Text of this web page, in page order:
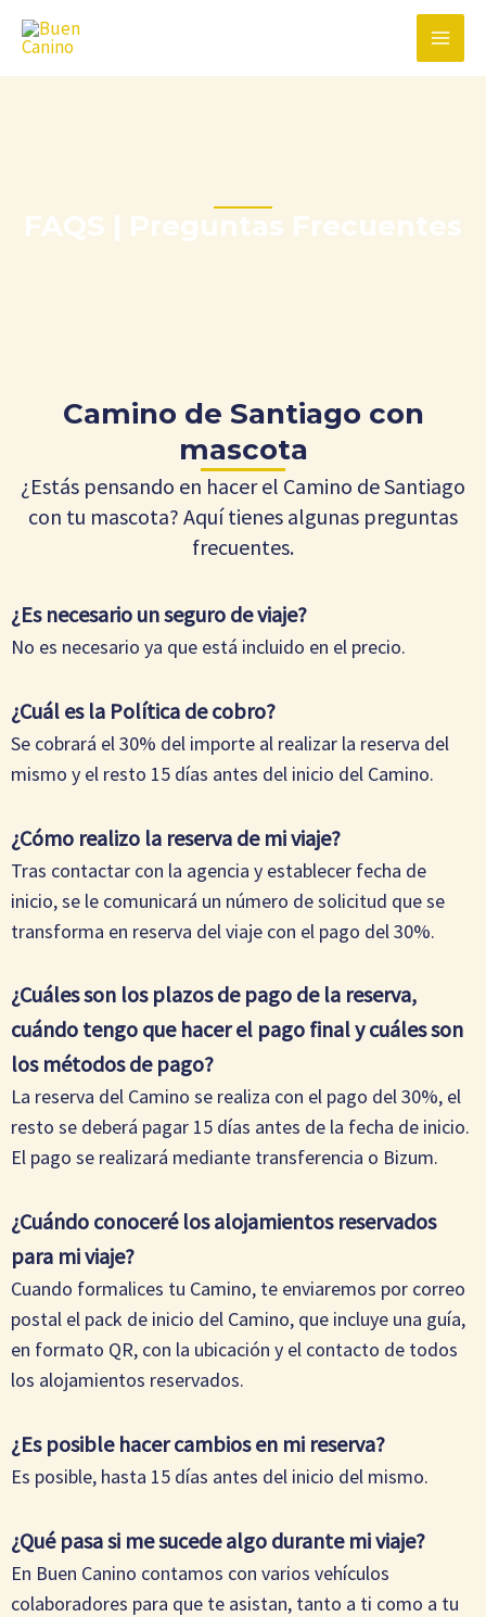
contenido
MAIN
FAQS | Preguntas Frecuentes
Buen Canino
Camino de Santiago con
mascota
¿Estás pensando en hacer el Camino de Santiago
con tu mascota? Aquí tienes algunas preguntas
frecuentes.
¿Es necesario un seguro de viaje?
No es necesario ya que está incluido en el precio.
¿Cuál es la Política de cobro?
Se cobrará el 30% del importe al realizar la reserva del
mismo y el resto 15 días antes del inicio del Camino.
¿Cómo realizo la reserva de mi viaje?
Tras contactar con la agencia y establecer fecha de
inicio, se le comunicará un número de solicitud que se
transforma en reserva del viaje con el pago del 30%.
¿Cuáles son los plazos de pago de la reserva,
cuándo tengo que hacer el pago final y cuáles son
los métodos de pago?
La reserva del Camino se realiza con el pago del 30%, el
resto se deberá pagar 15 días antes de la fecha de inicio.
El pago se realizará mediante transferencia o Bizum.
¿Cuándo conoceré los alojamientos reservados
para mi viaje?
Cuando formalices tu Camino, te enviaremos por correo
postal el pack de inicio del Camino, que incluye una guía,
en formato QR, con la ubicación y el contacto de todos
los alojamientos reservados.
¿Es posible hacer cambios en mi reserva?
Es posible, hasta 15 días antes del inicio del mismo.
¿Qué pasa si me sucede algo durante mi viaje?
En Buen Canino contamos con varios vehículos
colaboradores para que te asistan, tanto a ti como a tu